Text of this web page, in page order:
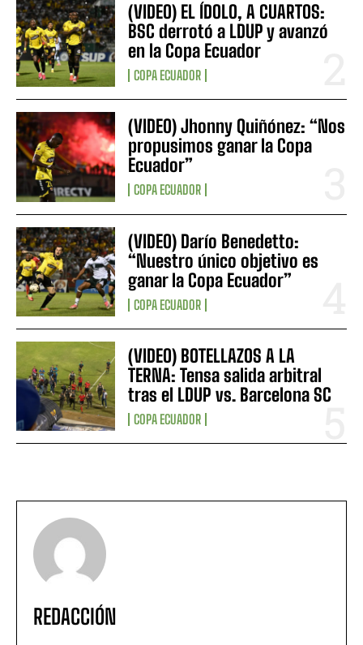
(VIDEO) EL ÍDOLO, A CUARTOS:
BSC derrotó a LDUP y avanzó
en la Copa Ecuador
COPA ECUADOR
(VIDEO) Jhonny Quiñónez: “Nos
propusimos ganar la Copa
Ecuador”
COPA ECUADOR
(VIDEO) Darío Benedetto:
“Nuestro único objetivo es
ganar la Copa Ecuador”
COPA ECUADOR
(VIDEO) BOTELLAZOS A LA
TERNA: Tensa salida arbitral
tras el LDUP vs. Barcelona SC
COPA ECUADOR
REDACCIÓN